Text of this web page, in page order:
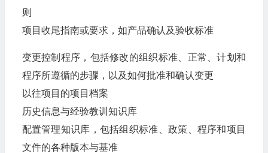
则
项目收尾指南或要求，如产品确认及验收标准
变更控制程序，包括修改的组织标准、正常、计划和
程序所遵循的步骤，以及如何批准和确认变更
以往项目的项目档案
历史信息与经验教训知识库
配置管理知识库，包括组织标准、政策、程序和项目
文件的各种版本与基准